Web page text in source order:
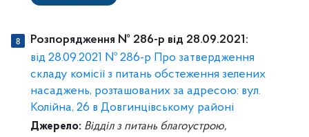
Розпорядження № 286-р від 28.09.2021:
від 28.09.2021 № 286-р Про затвердження
складу комісії з питань обстеження зелених
насаджень, розташованих за адресою: вул.
Колійна, 26 в Довгинцівському районі
Джерело: Відділ з питань благоустрою,